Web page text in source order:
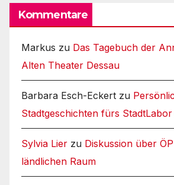
Kommentare
Markus zu Das Tagebuch der
Alten Theater Dessau
Barbara Esch-Eckert zu
Stadtgeschichten fürs
Sylvia Lier zu Diskussion über
ländlichen Raum